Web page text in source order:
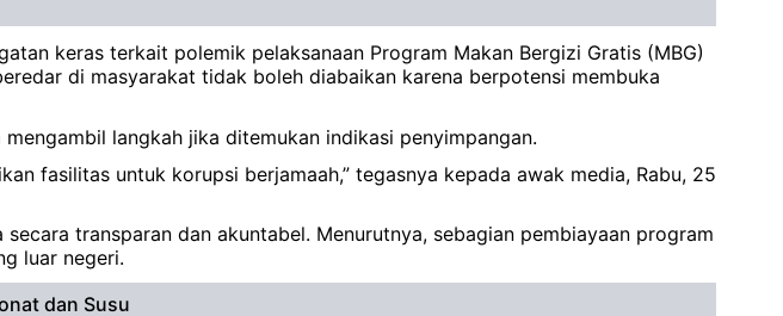
keras terkait polemik pelaksanaan Program Makan Bergizi Gratis (MBG)
di masyarakat tidak boleh diabaikan karena berpotensi membuka
langkah jika ditemukan indikasi penyimpangan.
fasilitas untuk korupsi berjamaah,” tegasnya kepada awak media, Rabu, 25
transparan dan akuntabel. Menurutnya, sebagian pembiayaan program
luar negeri.
dan Susu